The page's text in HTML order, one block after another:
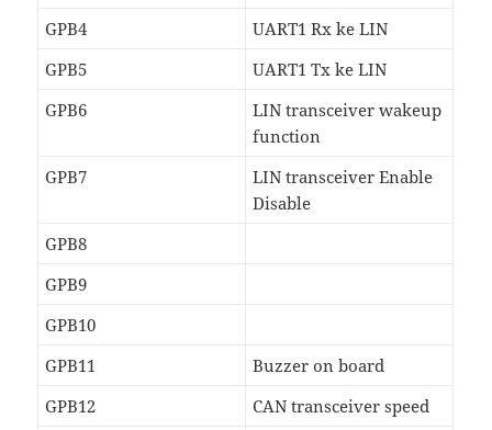
GPB4
UART1 Rx ke LIN
GPB5
UART1 Tx ke LIN
GPB6
LIN transceiver wakeup
function
GPB7
LIN transceiver Enable
Disable
GPB8
GPB9
GPB10
GPB11
Buzzer on board
GPB12
CAN transceiver speed